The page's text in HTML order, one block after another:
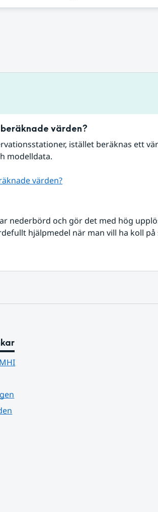
värden?
istället beräknas ett
modelldata.
värden?
nederbörd och gör det med hög
hjälpmedel när man vill ha koll på